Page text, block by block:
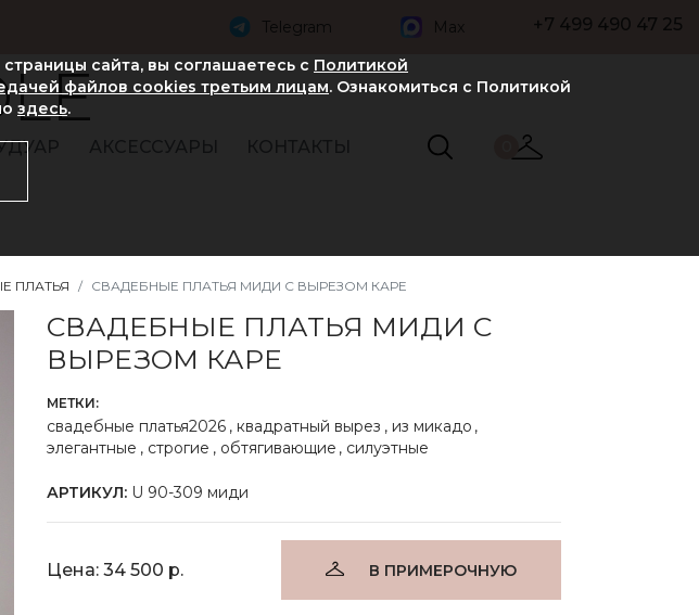
Telegram Max +7 499 490 47 25
АКСЕССУАРЫ КОНТАКТЫ
ПЛАТЬЯ СВАДЕБНЫЕ ПЛАТЬЯ МИДИ С ВЫРЕЗОМ КАРЕ
СВАДЕБНЫЕ ПЛАТЬЯ МИДИ С
ВЫРЕЗОМ КАРЕ
МЕТКИ:
свадебные платья2026 , квадратный вырез , из микадо ,
элегантные , строгие , обтягивающие , силуэтные
АРТИКУЛ: U 90-309 миди
Цена: 34 500 р. В ПРИМЕРОЧНУЮ
сайта, вы соглашаетесь с Политикой
файлов cookies третьим лицам. Ознакомиться с Политикой
здесь.